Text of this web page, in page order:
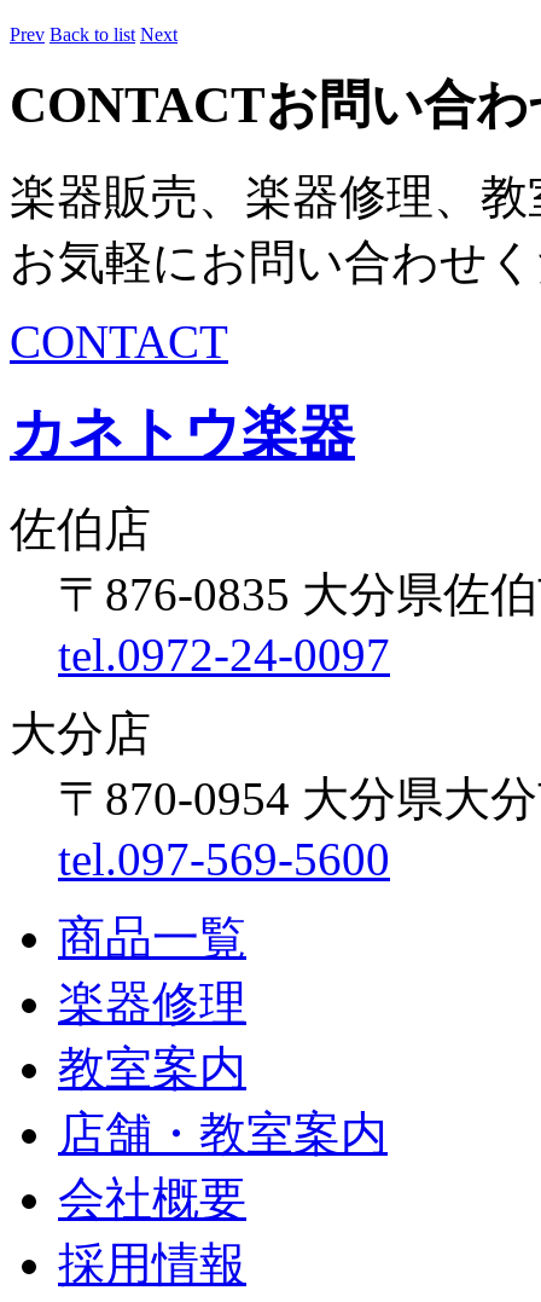
Prev Back to list Next
CONTACTお問い合
楽器販売、楽器修理、
お気軽にお問い合わせ
CONTACT
カネトウ楽器
佐伯店
〒876-0835 大分県佐
tel.0972-24-0097
大分店
〒870-0954 大分県大
tel.097-569-5600
商品一覧
楽器修理
教室案内
店舗・教室案内
会社概要
採用情報